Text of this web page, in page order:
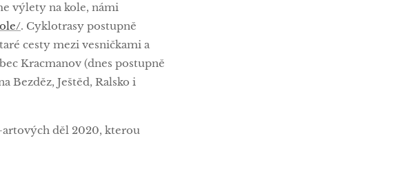
výlety na kole, námi
. Cyklotrasy postupně
cesty mezi vesničkami a
Kracmanov (dnes postupně
Bezděz, Ještěd, Ralsko i
artových děl 2020, kterou